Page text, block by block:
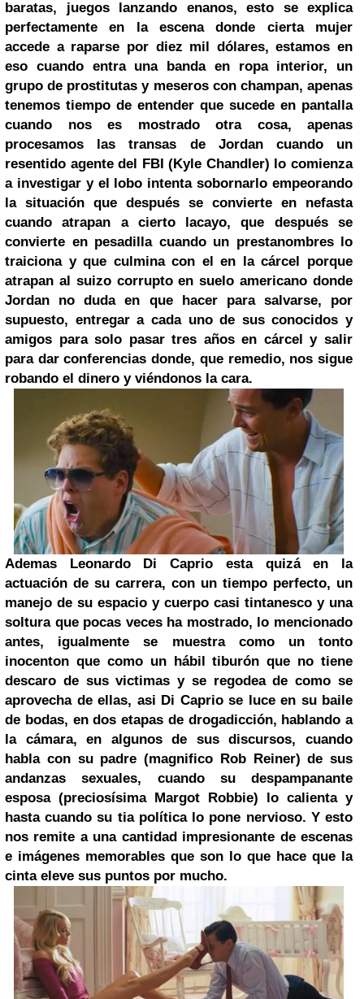
baratas, juegos lanzando enanos, esto se explica
perfectamente en la escena donde cierta mujer
accede a raparse por diez mil dólares, estamos en
eso cuando entra una banda en ropa interior, un
grupo de prostitutas y meseros con champan, apenas
tenemos tiempo de entender que sucede en pantalla
cuando nos es mostrado otra cosa, apenas
procesamos las transas de Jordan cuando un
resentido agente del FBI (Kyle Chandler) lo comienza
a investigar y el lobo intenta sobornarlo empeorando
la situación que después se convierte en nefasta
cuando atrapan a cierto lacayo, que después se
convierte en pesadilla cuando un prestanombres lo
traiciona y que culmina con el en la cárcel porque
atrapan al suizo corrupto en suelo americano donde
Jordan no duda en que hacer para salvarse, por
supuesto, entregar a cada uno de sus conocidos y
amigos para solo pasar tres años en cárcel y salir
para dar conferencias donde, que remedio, nos sigue
robando el dinero y viéndonos la cara.
Ademas Leonardo Di Caprio esta quizá en la
actuación de su carrera, con un tiempo perfecto, un
manejo de su espacio y cuerpo casi tintanesco y una
soltura que pocas veces ha mostrado, lo mencionado
antes, igualmente se muestra como un tonto
inocenton que como un hábil tiburón que no tiene
descaro de sus victimas y se regodea de como se
aprovecha de ellas, asi Di Caprio se luce en su baile
de bodas, en dos etapas de drogadicción, hablando a
la cámara, en algunos de sus discursos, cuando
habla con su padre (magnifico Rob Reiner) de sus
andanzas sexuales, cuando su despampanante
esposa (preciosísima Margot Robbie) lo calienta y
hasta cuando su tia política lo pone nervioso. Y esto
nos remite a una cantidad impresionante de escenas
e imágenes memorables que son lo que hace que la
cinta eleve sus puntos por mucho.